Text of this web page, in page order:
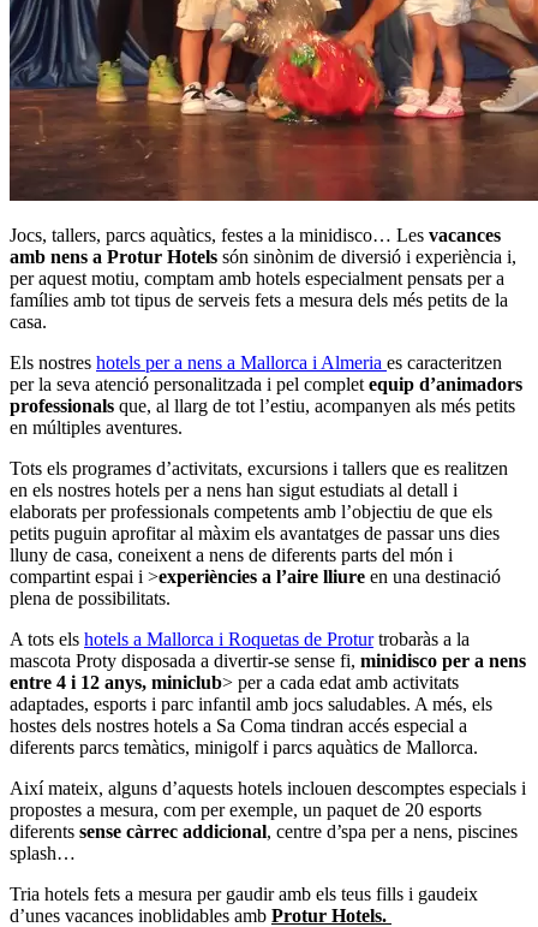
Jocs, tallers, parcs aquàtics, festes a la minidisco… Les vacances
amb nens a Protur Hotels són sinònim de diversió i experiència i,
per aquest motiu, comptam amb hotels especialment pensats per a
famílies amb tot tipus de serveis fets a mesura dels més petits de la
casa.
Els nostres hotels per a nens a Mallorca i Almeria es caracteritzen
per la seva atenció personalitzada i pel complet equip d’animadors
professionals que, al llarg de tot l’estiu, acompanyen als més petits
en múltiples aventures.
Tots els programes d’activitats, excursions i tallers que es realitzen
en els nostres hotels per a nens han sigut estudiats al detall i
elaborats per professionals competents amb l’objectiu de que els
petits puguin aprofitar al màxim els avantatges de passar uns dies
lluny de casa, coneixent a nens de diferents parts del món i
compartint espai i >experiències a l’aire lliure en una destinació
plena de possibilitats.
A tots els hotels a Mallorca i Roquetas de Proturtrobaràs a la
mascota Proty disposada a divertir-se sense fi, minidisco per a nens
entre 4 i 12 anys, miniclub> per a cada edat amb activitats
adaptades, esports i parc infantil amb jocs saludables. A més, els
hostes dels nostres hotels a Sa Coma tindran accés especial a
diferents parcs temàtics, minigolf i parcs aquàtics de Mallorca.
Així mateix, alguns d’aquests hotels inclouen descomptes especials i
propostes a mesura, com per exemple, un paquet de 20 esports
diferents sense càrrec addicional, centre d’spa per a nens, piscines
splash…
Tria hotels fets a mesura per gaudir amb els teus fills i gaudeix
d’unes vacances inoblidables amb Protur Hotels.